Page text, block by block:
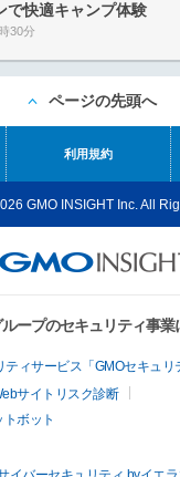
で快適キャンプ体験
30分
ページの先頭へ
利用規約
GMO INSIGHT Inc. All
ープのセキュリティ事業
ィサービス「GMOセキュリ
サイトリスク診断
ボット